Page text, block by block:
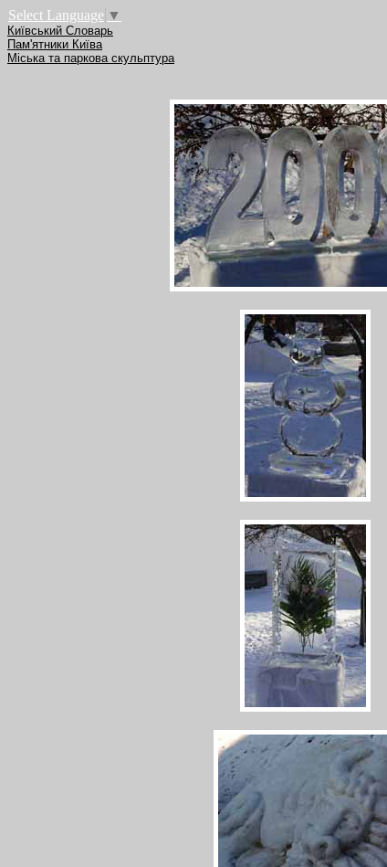
Select Language ▼
Київський Словарь
Пам'ятники Київа
Міська та паркова скульптура